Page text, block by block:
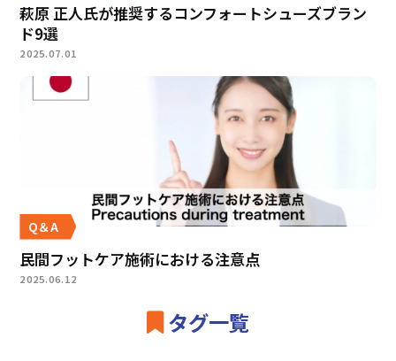
萩原 正人氏が推奨するコンフォートシューズブラン
ド9選
2025.07.01
Q＆A
民間フットケア施術における注意点
2025.06.12
タグ一覧